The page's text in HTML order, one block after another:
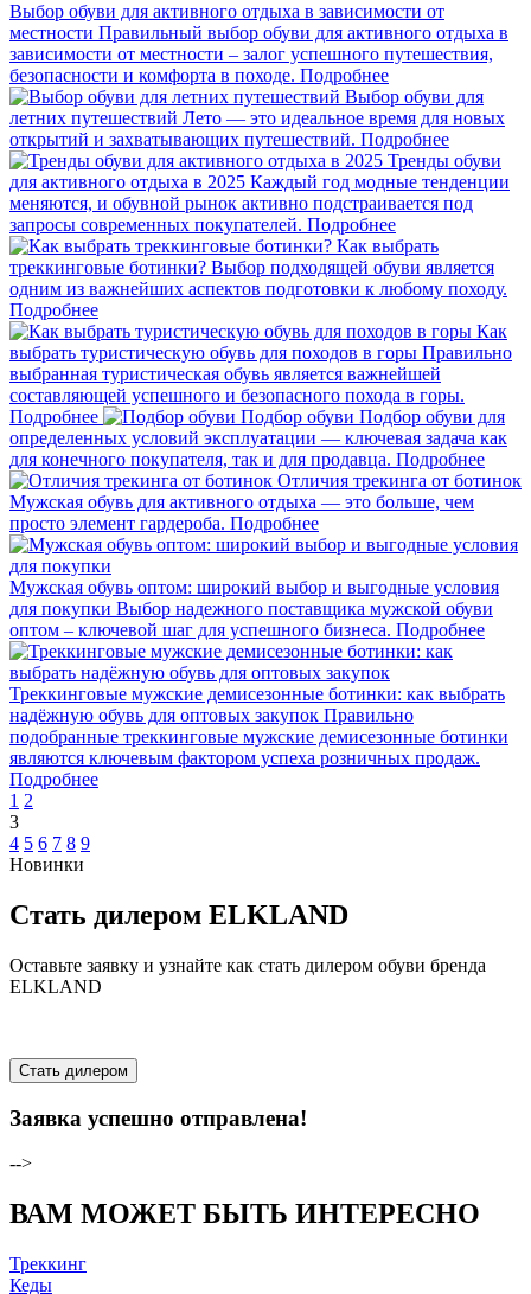
Выбор обуви для активного отдыха в зависимости от
местности Правильный выбор обуви для активного отдыха в
зависимости от местности – залог успешного путешествия,
безопасности и комфорта в походе. Подробнее
Выбор обуви для
летних путешествий Лето — это идеальное время для новых
открытий и захватывающих путешествий. Подробнее
Тренды обуви
для активного отдыха в 2025 Каждый год модные тенденции
меняются, и обувной рынок активно подстраивается под
запросы современных покупателей. Подробнее
Как выбрать
треккинговые ботинки? Выбор подходящей обуви является
одним из важнейших аспектов подготовки к любому походу.
Подробнее
Как
выбрать туристическую обувь для походов в горы Правильно
выбранная туристическая обувь является важнейшей
составляющей успешного и безопасного похода в горы.
Подробнее
Подбор обуви Подбор обуви для
определенных условий эксплуатации — ключевая задача как
для конечного покупателя, так и для продавца. Подробнее
Отличия трекинга от ботинок
Мужская обувь для активного отдыха — это больше, чем
просто элемент гардероба. Подробнее
Мужская обувь оптом: широкий выбор и выгодные условия
для покупки Выбор надежного поставщика мужской обуви
оптом – ключевой шаг для успешного бизнеса. Подробнее
Треккинговые мужские демисезонные ботинки: как выбрать
надёжную обувь для оптовых закупок Правильно
подобранные треккинговые мужские демисезонные ботинки
являются ключевым фактором успеха розничных продаж.
Подробнее
1 2
3
4 5 6 7 8 9
Новинки
Стать дилером ELKLAND
Оставьте заявку и узнайте как стать дилером обуви бренда
ELKLAND
Стать дилером
Заявка успешно отправлена!
-->
ВАМ МОЖЕТ БЫТЬ ИНТЕРЕСНО
Треккинг
Кеды